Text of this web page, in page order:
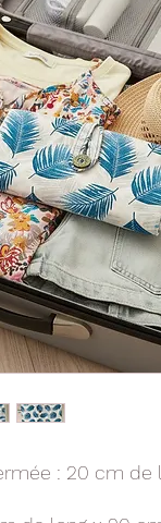
: 20 cm de